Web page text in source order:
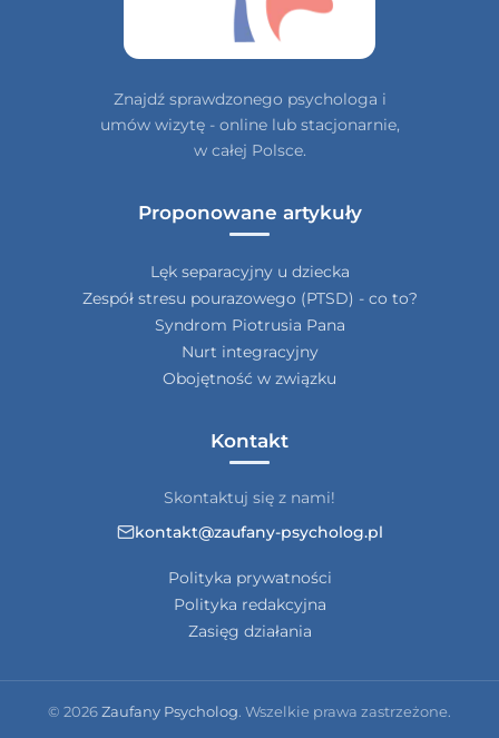
Znajdź sprawdzonego psychologa i
umów wizytę - online lub stacjonarnie,
w całej Polsce.
Proponowane artykuły
Lęk separacyjny u dziecka
Zespół stresu pourazowego (PTSD) - co to?
Syndrom Piotrusia Pana
Nurt integracyjny
Obojętność w związku
Kontakt
Skontaktuj się z nami!
kontakt@zaufany-psycholog.pl
Polityka prywatności
Polityka redakcyjna
Zasięg działania
© 2026Zaufany Psycholog. Wszelkie prawa zastrzeżone.